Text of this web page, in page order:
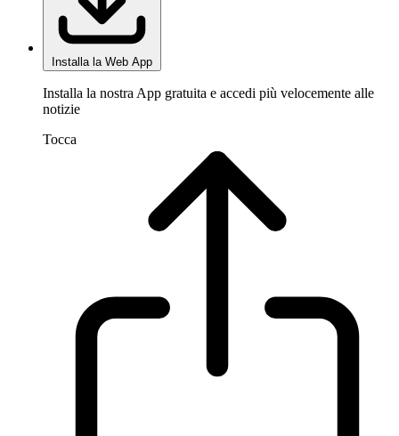
Installa la Web App
Installa la nostra App gratuita e accedi più velocemente alle
notizie
Tocca